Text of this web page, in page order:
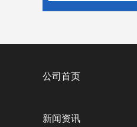
公司首页
新闻资讯